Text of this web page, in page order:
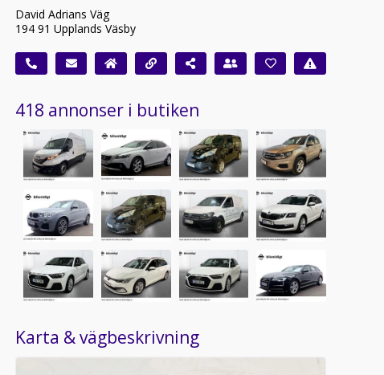
David Adrians Väg
194 91 Upplands Väsby
418 annonser i butiken
Karta & vägbeskrivning